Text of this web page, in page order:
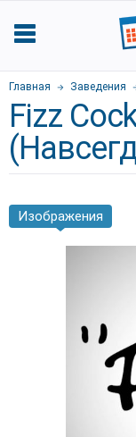
Главная Заведения
Fizz
Изображения